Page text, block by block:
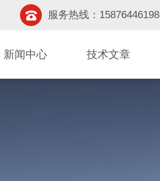
服务热线：15876446198
新闻中心 技术文章